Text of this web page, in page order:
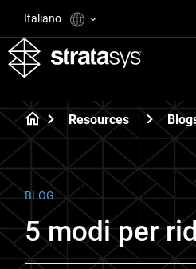
Italiano
Resources
BLOG
5 modi per